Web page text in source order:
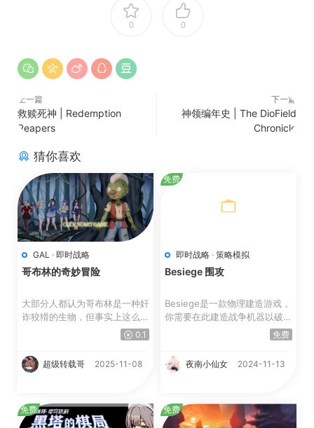
0 0
上一篇
救赎死神 | Redemption
Reapers
下一篇
神领编年史 | The DioField
Chronicle
猜你喜欢
GAL · 即时战略
哥布林的奇妙冒险
大部分人都认为哥布林是一种奸
诈狡猾的生物，但事实上这么说
0.1
超级转载哥 2025-11-08
即时战略 · 策略模拟
Besiege 围攻
Besiege是一款物理建造游戏，
你需要在此建造战争机器以破坏
安宁的村庄、歼灭军队并...免费
夜南小仙女 2024-11-13
免费
免费 免费